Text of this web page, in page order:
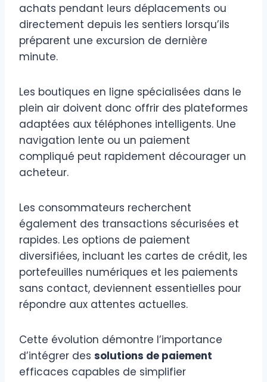
achats pendant leurs déplacements ou
directement depuis les sentiers lorsqu’ils
préparent une excursion de dernière
minute.
Les boutiques en ligne spécialisées dans le
plein air doivent donc offrir des plateformes
adaptées aux téléphones intelligents. Une
navigation lente ou un paiement
compliqué peut rapidement décourager un
acheteur.
Les consommateurs recherchent
également des transactions sécurisées et
rapides. Les options de paiement
diversifiées, incluant les cartes de crédit, les
portefeuilles numériques et les paiements
sans contact, deviennent essentielles pour
répondre aux attentes actuelles.
Cette évolution démontre l’importance
d’intégrer des solutions de paiement
efficaces capables de simplifier